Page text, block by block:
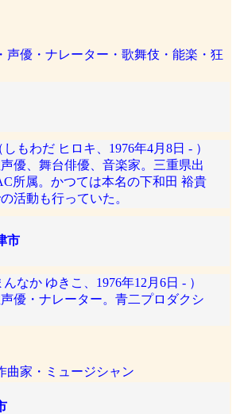
声優・ナレーター・歌舞伎・能楽・狂
もわだ ヒロキ、1976年4月8日 - ）
優、舞台俳優、音楽家。三重県出
所属。かつては本名の下和田 裕貴
活動も行っていた。
市
なか ゆきこ、1976年12月6日 - ）
優・ナレーター。青二プロダクシ
曲家・ミュージシャン